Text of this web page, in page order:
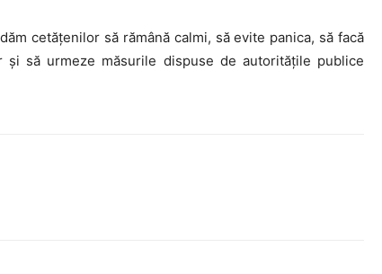
cetățenilor să rămână calmi, să evite panica, să facă
să urmeze măsurile dispuse de autoritățile publice